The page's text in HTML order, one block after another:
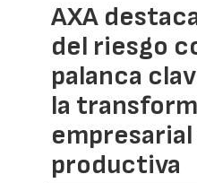
AXA
del riesgo
palanca
la
empresarial
productiva